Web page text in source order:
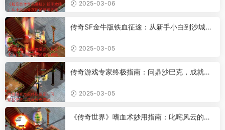
2025-03-06
传奇SF金牛版铁血征途：从新手小白到沙城霸
2025-03-05
传奇游戏专家终极指南：问鼎沙巴克，成就传
2025-03-05
《传奇世界》嗜血术妙用指南：叱咤风云的秘